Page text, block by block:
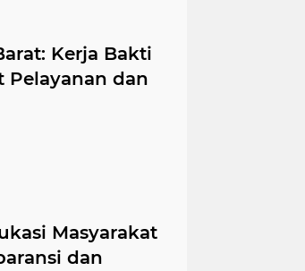
Kerja Bakti
Pelayanan dan
Masyarakat
dan